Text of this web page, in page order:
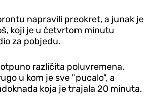
napravili preokret, a junak je
koji je u četvrtom minutu
za pobjedu.
različita poluvremena.
u kom je sve "pucalo", a
koja je trajala 20 minuta.